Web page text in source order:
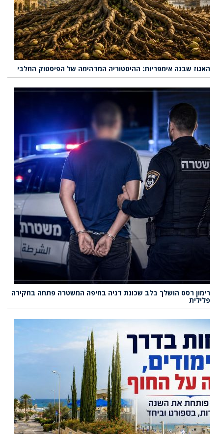
האגוז שבנה אימפריות: ההיסטוריה המדהימה של הפיסטוק החלבי
רימון רסס הושלך בלב שכונת דניה בחיפה המשטרה פתחה בחקירה
פלילית